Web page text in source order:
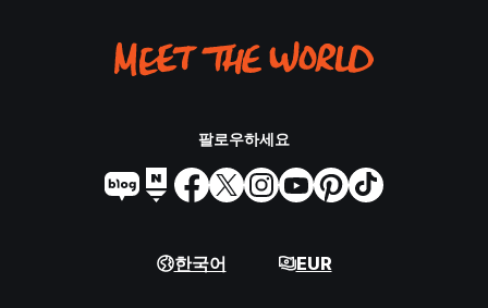
팔로우하세요
한국어 EUR